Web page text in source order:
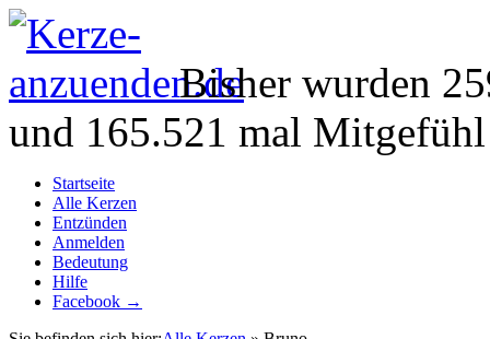
Bisher wurden
und 165.521 mal
Startseite
Alle Kerzen
Entzünden
Anmelden
Bedeutung
Hilfe
Facebook →